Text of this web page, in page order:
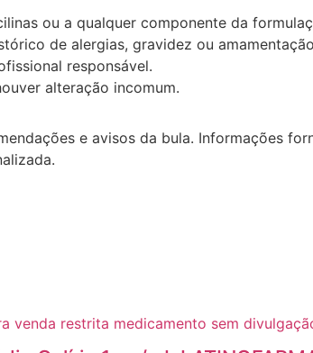
ou a qualquer componente da
de alergias, gravidez ou
responsável.
alteração incomum.
e avisos da bula. Informações